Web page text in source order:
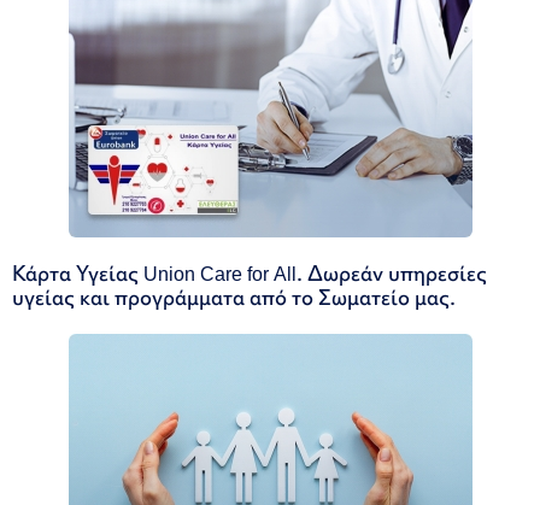
Κάρτα Υγείας Union Care for All. Δωρεάν υπηρεσίες
υγείας και προγράμματα από το Σωματείο μας.